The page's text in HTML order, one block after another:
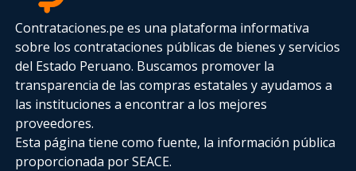
Contrataciones.pe es una plataforma informativa
sobre los contrataciones públicas de bienes y servicios
del Estado Peruano. Buscamos promover la
transparencia de las compras estatalesy ayudamos a
las instituciones a encontrar a los mejores
proveedores.
Esta página tiene como fuente, la información pública
proporcionada por SEACE.